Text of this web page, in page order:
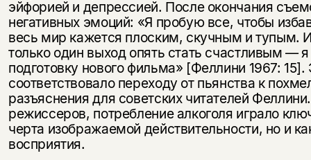
эйфорией и депрессией. После окончания
негативных эмоций: «Я пробую все, чтобы
весь мир кажется плоским, скучным и тупым.
только один выход опять стать счастливым —
подготовку нового фильма» [Феллини 1967: 15].
соответствовало переходу от пьянства к
разъяснения для советских читателей
режиссеров, потребление алкоголя играло
черта изображаемой действительности, но и
восприятия.